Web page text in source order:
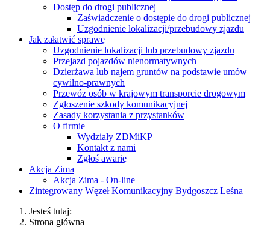
Dostęp do drogi publicznej
Zaświadczenie o dostępie do drogi publicznej
Uzgodnienie lokalizacji/przebudowy zjazdu
Jak załatwić sprawę
Uzgodnienie lokalizacji lub przebudowy zjazdu
Przejazd pojazdów nienormatywnych
Dzierżawa lub najem gruntów na podstawie umów
cywilno-prawnych
Przewóz osób w krajowym transporcie drogowym
Zgłoszenie szkody komunikacyjnej
Zasady korzystania z przystanków
O firmie
Wydziały ZDMiKP
Kontakt z nami
Zgłoś awarię
Akcja Zima
Akcja Zima - On-line
Zintegrowany Węzeł Komunikacyjny Bydgoszcz Leśna
Jesteś tutaj:
Strona główna